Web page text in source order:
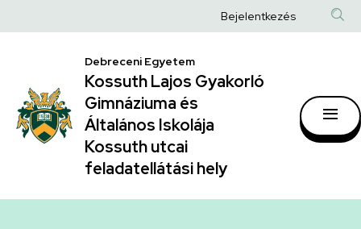
|
Kossuth
Lajos
Gyakorló
Gimnáziuma
Általános
a
Anonim
fiók
Bejelentkezés
Debreceni Egyetem
Kossuth Lajos Gyakorló
Gimnáziuma és
Általános Iskolája
Kossuth utcai
feladatellátási hely